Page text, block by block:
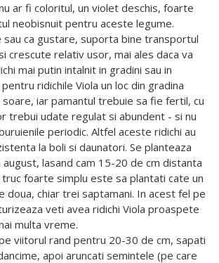
ar fi coloritul, un violet deschis, foarte
neobisnuit pentru aceste legume.
sau ca gustare, suporta bine transportul
crescute relativ usor, mai ales daca va
mai putin intalnit in gradini sau in
ridichile Viola un loc din gradina
soare, iar pamantul trebuie sa fie fertil, cu
trebui udate regulat si abundent - si nu
periodic. Altfel aceste ridichi au
la boli si daunatori. Se planteaza
august, lasand cam 15-20 de cm distanta
foarte simplu este sa plantati cate un
doua, chiar trei saptamani. In acest fel pe
veti avea ridichi Viola proaspete
multa vreme.
viitorul rand pentru 20-30 de cm, sapati
apoi aruncati semintele (pe care